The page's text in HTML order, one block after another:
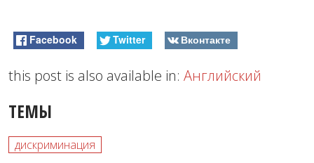
Facebook Twitter Вконтакте
this post is also available in: Английский
ТЕМЫ
дискриминация